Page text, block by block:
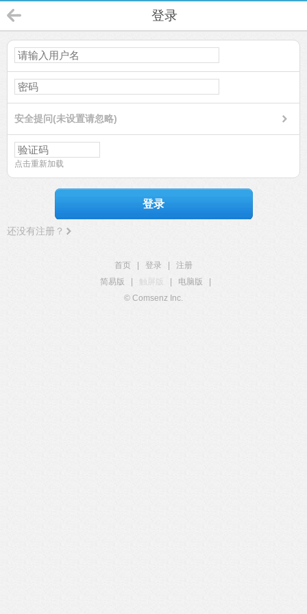
登录
安全提问(未设置请忽略)
点击重新加载
登录
还没有注册？
首页 登录
注册
简易版
触屏版 电脑版
© Comsenz Inc.